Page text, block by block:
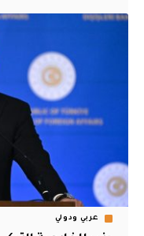
عربي ودولي